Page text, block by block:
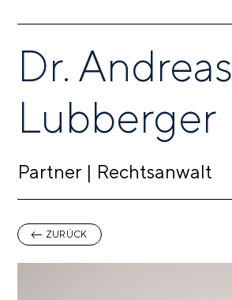
Dr. Andreas
Lubberger
Partner | Rechtsanwalt
ZURÜCK